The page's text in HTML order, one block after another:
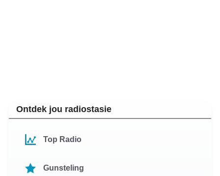
Ontdek jou radiostasie
Top Radio
Gunsteling